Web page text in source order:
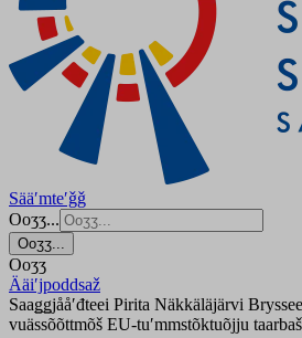
Sääʹmteʹǧǧ
Ooʒʒ...
Ooʒʒ...
Ooʒʒ
Ääiʹjpoddsaž
Saaǥǥjååʹđteei Pirita Näkkäläjärvi
vuässõõttmõš EU-tuʹmmstõktuõjju